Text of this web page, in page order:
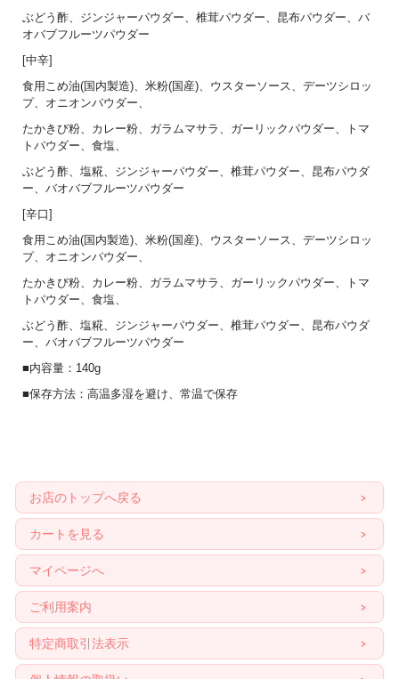
ぶどう酢、ジンジャーパウダー、椎茸パウダー、昆布パウダー、バ
オバブフルーツパウダー
[中辛]
食用こめ油(国内製造)、米粉(国産)、ウスターソース、デーツシロッ
プ、オニオンパウダー、
たかきび粉、カレー粉、ガラムマサラ、ガーリックパウダー、トマ
トパウダー、食塩、
ぶどう酢、塩糀、ジンジャーパウダー、椎茸パウダー、昆布パウダ
ー、バオバブフルーツパウダー
[辛口]
食用こめ油(国内製造)、米粉(国産)、ウスターソース、デーツシロッ
プ、オニオンパウダー、
たかきび粉、カレー粉、ガラムマサラ、ガーリックパウダー、トマ
トパウダー、食塩、
ぶどう酢、塩糀、ジンジャーパウダー、椎茸パウダー、昆布パウダ
ー、バオバブフルーツパウダー
■内容量：140g
■保存方法：高温多湿を避け、常温で保存
お店のトップへ戻る
カートを見る
マイページへ
ご利用案内
特定商取引法表示